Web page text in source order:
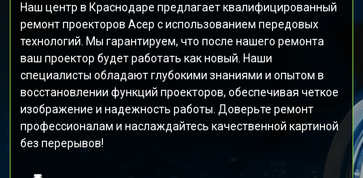
Наш центр в Краснодаре предлагает квалифицированный
ремонт проекторов Асер с использованием передовых
технологий. Мы гарантируем, что после нашего ремонта
ваш проектор будет работать как новый. Наши
специалисты обладают глубокими знаниями и опытом в
восстановлении функций проекторов, обеспечивая четкое
изображение и надежность работы. Доверьте ремонт
профессионалам и наслаждайтесь качественной картиной
без перерывов!